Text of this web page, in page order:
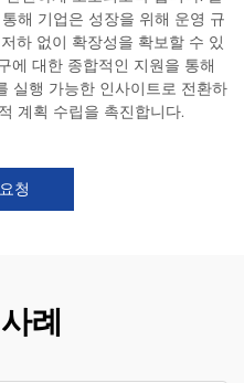
해 기업은 성장을 위해 운영 규
하 없이 확장성을 확보할 수 있
에 대한 종합적인 지원을 통해
실행 가능한 인사이트로 전환하
계획 수립을 촉진합니다.
청
례